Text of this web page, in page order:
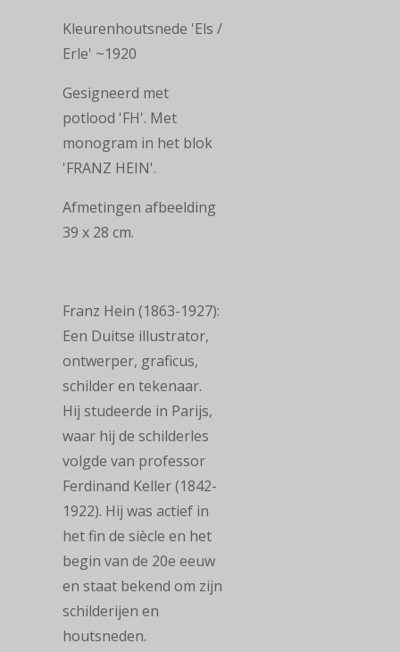
Kleurenhoutsnede 'Els /
Erle' ~1920
Gesigneerd met
potlood 'FH'. Met
monogram in het blok
'FRANZ HEIN'.
Afmetingen afbeelding
39 x 28 cm.
Franz Hein (1863-1927):
Een Duitse illustrator,
ontwerper, graficus,
schilder en tekenaar.
Hij studeerde in Parijs,
waar hij de schilderles
volgde van professor
Ferdinand Keller (1842-
1922). Hij was actief in
het fin de siècle en het
begin van de 20e eeuw
en staat bekend om zijn
schilderijen en
houtsneden.